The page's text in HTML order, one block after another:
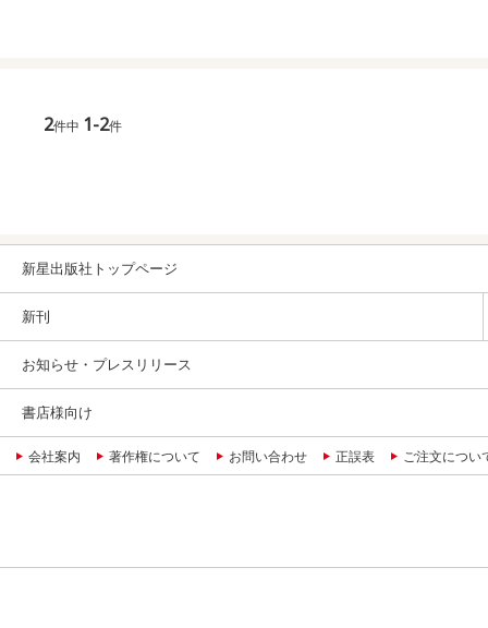
2件中 1-2件
新星出版社トップページ
新刊
お知らせ・プレスリリース
書店様向け
会社案内 著作権について お問い合わせ 正誤表 ご注文につい